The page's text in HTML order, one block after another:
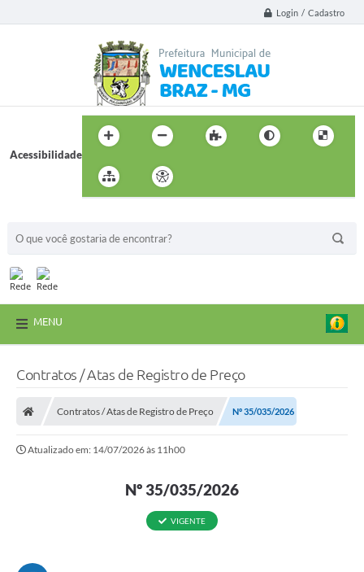
Login / Cadastro
Acessibilidade
MENU
Contratos / Atas de Registro de Preço
Contratos / Atas de Registro de Preço Nº 35/035/2026
Atualizado em: 14/07/2026 às 11h00
Nº 35/035/2026
VIGENTE